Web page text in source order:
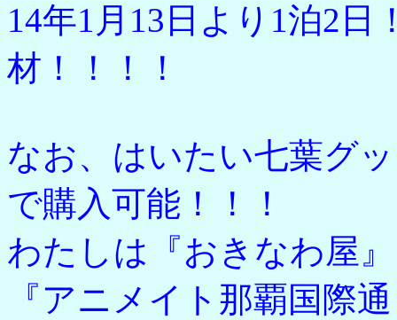
14年1月13日より1泊2
材！！！！
なお、はいたい七葉グ
で購入可能！！！
わたしは『おきなわ屋
『アニメイト那覇国際